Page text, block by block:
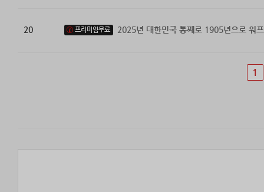
20 프리미엄무료 2025년 대한민국 통째로 1905년으로 워
1